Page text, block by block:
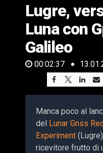
37
seconds
Lugre,
Luna con
Galileo
00:02:37
Manca poco al
del Lunar Gnss
Experiment
ricevitore frutto di